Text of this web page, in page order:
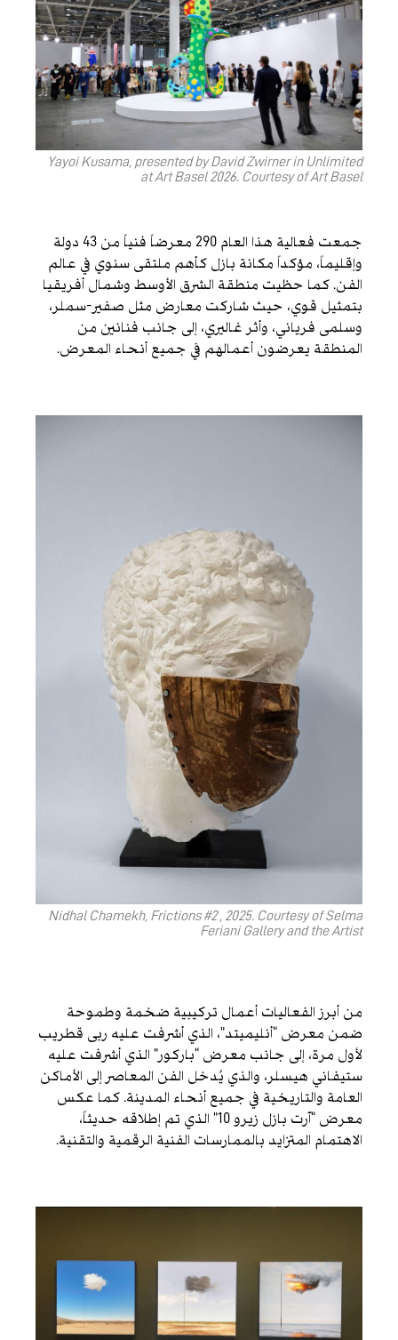
Yayoi Kusama, presented by David Zwirner in Unlimited
at Art Basel 2026. Courtesy of Art Basel
جمعت فعالية هذا العام 290 معرضاً فنياً من 43 دولة
وإقليماً، مؤكداً مكانة بازل كأهم ملتقى سنوي في عالم
الفن. كما حظيت منطقة الشرق الأوسط وشمال أفريقيا
بتمثيل قوي، حيث شاركت معارض مثل صفير-سملر،
وسلمى فرياني، وأثر غاليري، إلى جانب فنانين من
المنطقة يعرضون أعمالهم في جميع أنحاء المعرض.
Nidhal Chamekh, Frictions #2 , 2025. Courtesy of Selma
Feriani Gallery and the Artist
من أبرز الفعاليات أعمال تركيبية ضخمة وطموحة
ضمن معرض “أنليميتد”، الذي أشرفت عليه ربى قطريب
لأول مرة، إلى جانب معرض “باركور” الذي أشرفت عليه
ستيفاني هيسلر، والذي يُدخل الفن المعاصر إلى الأماكن
العامة والتاريخية في جميع أنحاء المدينة. كما عكس
معرض “آرت بازل زيرو 10” الذي تم إطلاقه حديثاً،
الاهتمام المتزايد بالممارسات الفنية الرقمية والتقنية.